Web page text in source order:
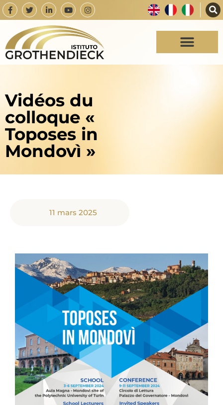
Vidéos du
colloque «
Toposes in
Mondovì »
11 mars 2025